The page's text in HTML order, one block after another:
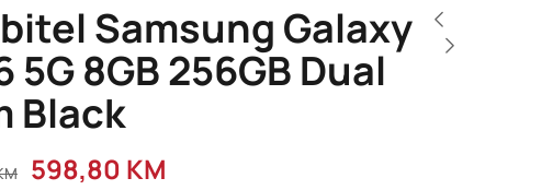
Samsung Galaxy
5G 8GB 256GB Dual
Black
598,80 KM